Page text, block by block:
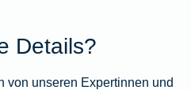
Details?
von unseren Expertinnen und